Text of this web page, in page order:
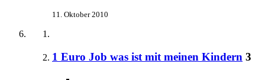
11. Oktober 2010
1 Euro Job was ist mit meinen Kindern 3